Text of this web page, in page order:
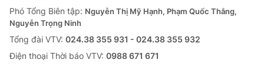
Phó Tổng Biên tập: Nguyễn Thị Mỹ Hạnh, Phạm Quốc Thắng,
Nguyễn Trọng Ninh
Tổng đài VTV: 024.38 355 931 - 024.38 355 932
Ðiện thoại Thời báo VTV: 0988 671 671